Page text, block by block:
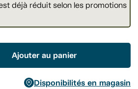
déjà réduit selon les promotions
Ajouter au panier
Disponibilités en magasin